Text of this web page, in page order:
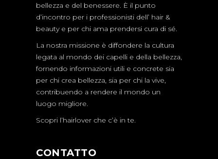
bellezza e del benessere. È il punto
d’incontro per i professionisti dell’ hair &
beauty e per chi ama prendersi cura di sé.
La nostra missione è diffondere la cultura
legata al mondo dei capelli e della bellezza,
fornendo informazioni utili e concrete sia
per chi crea bellezza, sia per chi la vive,
contribuendo a rendere il mondo un
luogo migliore.
Scopri l’hairlover che c’è in te.
CONTATTO